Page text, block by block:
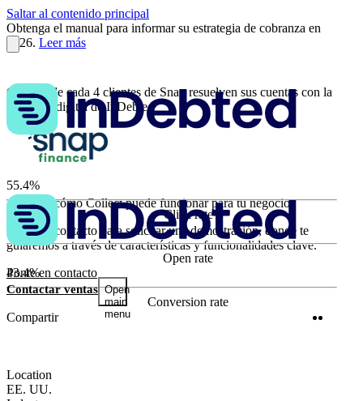
Saltar al contenido principal
Obtenga el manual para informar su estrategia de cobranza en
2026. Leer más
Contactar ventas Open
main
menu
Cómo 3 de cada 4 clientes de Snap resuelven sus cuentas con la
cobranza digital de InDebted
55.4%
Click rate
63.9%
Open rate
43.4%
Conversion rate
Location
EE. UU.
Aprende cómo Collect puede funcionar para tu negocio
Ponte en contacto para solicitar una demostración, donde te
guiaremos a través de características y funcionalidades clave.
Ponte en contacto
Compartir